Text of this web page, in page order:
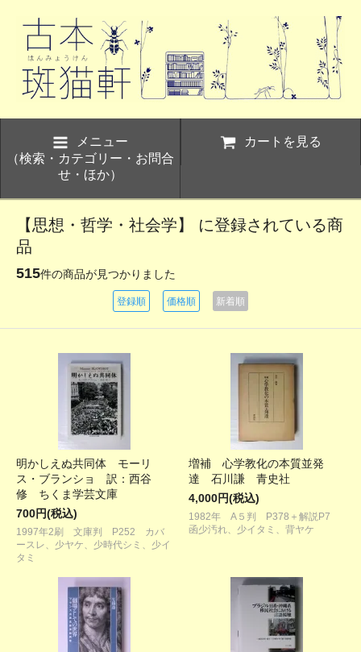
メニュー
（検索・カテゴリー・お問合
せ・ほか）
カートを見る
【思想・哲学・社会学】 に登録されている商
品
515件の商品が見つかりました
登録順 価格順 新着順
明かしえぬ共同体 モーリ
ス・ブランショ 訳：西谷
修 ちくま学芸文庫
700円(税込)
1997年2刷 文庫判 P252 カバ
ースレ、少ヤケ、少時代シミ、少イ
タミ
増補 心学教化の本質並発
達 石川謙 青史社
4,000円(税込)
1982年 A５判 P378＋解説P7
函少汚れ、少イタミ、背ヤケ